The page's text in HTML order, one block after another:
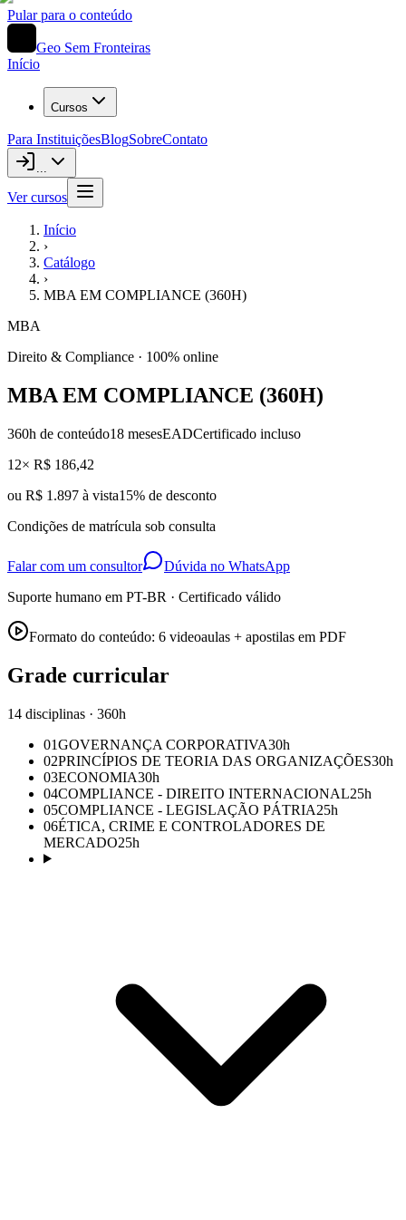
Pular para o conteúdo
Geo Sem Fronteiras
Início
Cursos
Para InstituiçõesBlogSobreContato
...
Ver cursos
Início
›
Catálogo
›
MBA EM COMPLIANCE (360H)
MBA
Direito & Compliance · 100% online
MBA EM COMPLIANCE (360H)
360h de conteúdo18 mesesEADCertificado incluso
12× R$ 186,42
ou R$ 1.897 à vista15% de desconto
Condições de matrícula sob consulta
Falar com um consultor
Dúvida no WhatsApp
Suporte humano em PT-BR · Certificado válido
Formato do conteúdo: 6 videoaulas + apostilas em PDF
Grade curricular
14 disciplinas · 360h
01GOVERNANÇA CORPORATIVA30h
02PRINCÍPIOS DE TEORIA DAS ORGANIZAÇÕES30h
03ECONOMIA30h
04COMPLIANCE - DIREITO INTERNACIONAL25h
05COMPLIANCE - LEGISLAÇÃO PÁTRIA25h
06ÉTICA, CRIME E CONTROLADORES DE
MERCADO25h